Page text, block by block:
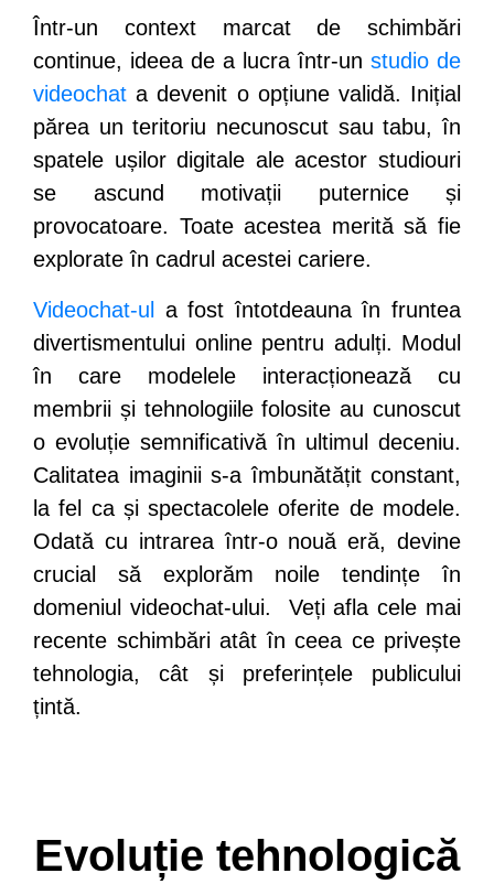
Într-un context marcat de schimbări
continue, ideea de a lucra într-un studio de
videochat a devenit o opțiune validă. Inițial
părea un teritoriu necunoscut sau tabu, în
spatele ușilor digitale ale acestor studiouri
se ascund motivații puternice și
provocatoare. Toate acestea merită să fie
explorate în cadrul acestei cariere.
Videochat-ul
a fost întotdeauna în fruntea
divertismentului online pentru adulți. Modul
în care modelele interacționează cu
membrii și tehnologiile folosite au cunoscut
o evoluție semnificativă în ultimul deceniu.
Calitatea imaginii s-a îmbunătățit constant,
la fel ca și spectacolele oferite de modele.
Odată cu intrarea într-o nouă eră, devine
crucial să explorăm noile tendințe în
domeniul videochat-ului. Veți afla cele mai
recente schimbări atât în ceea ce privește
tehnologia, cât și preferințele publicului
țintă.
Evoluție tehnologică